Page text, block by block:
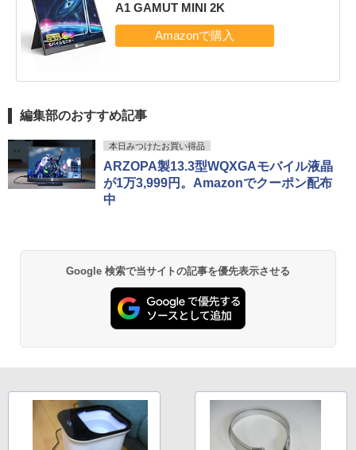
A1 GAMUT MINI 2K
編集部のおすすめ記事
本日みつけたお買い得品
ARZOPA製13.3型WQXGAモバイル液晶
が1万3,999円。Amazonでクーポン配布
中
Google 検索で当サイトの記事を優先表示させる